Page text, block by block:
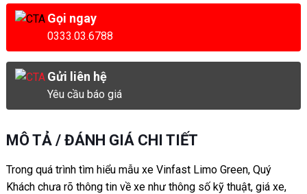
Gọi ngay
0333.03.6788
Gửi liên hệ
Yêu cầu báo giá
MÔ TẢ / ĐÁNH GIÁ CHI TIẾT
Trong quá trình tìm hiểu mẫu xe Vinfast Limo Green, Quý
Khách chưa rõ thông tin về xe như thông số kỹ thuật, giá xe,